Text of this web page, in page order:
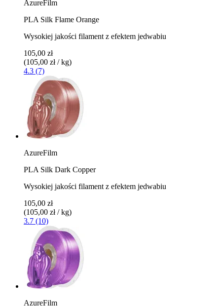
AzureFilm
PLA Silk Flame Orange
Wysokiej jakości filament z efektem jedwabiu
105,00 zł
(105,00 zł / kg)
4.3 (7)
AzureFilm
PLA Silk Dark Copper
Wysokiej jakości filament z efektem jedwabiu
105,00 zł
(105,00 zł / kg)
3.7 (10)
AzureFilm